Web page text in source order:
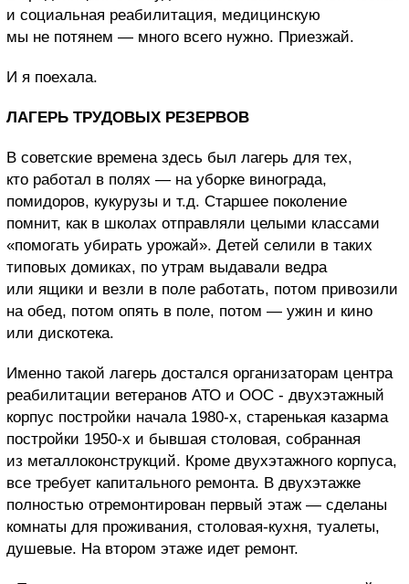
и социальная реабилитация, медицинскую
мы не потянем — много всего нужно. Приезжай.
И я поехала.
ЛАГЕРЬ ТРУДОВЫХ РЕЗЕРВОВ
В советские времена здесь был лагерь для тех,
кто работал в полях — на уборке винограда,
помидоров, кукурузы и т.д. Старшее поколение
помнит, как в школах отправляли целыми классами
«помогать убирать урожай». Детей селили в таких
типовых домиках, по утрам выдавали ведра
или ящики и везли в поле работать, потом привозили
на обед, потом опять в поле, потом — ужин и кино
или дискотека.
Именно такой лагерь достался организаторам центра
реабилитации ветеранов АТО и ООС - двухэтажный
корпус постройки начала 1980-х, старенькая казарма
постройки 1950-х и бывшая столовая, собранная
из металлоконструкций. Кроме двухэтажного корпуса,
все требует капитального ремонта. В двухэтажке
полностью отремонтирован первый этаж — сделаны
комнаты для проживания, столовая-кухня, туалеты,
душевые. На втором этаже идет ремонт.